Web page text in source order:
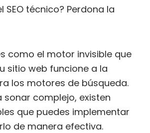
SEO técnico? Perdona la
como el motor invisible que
sitio web funcione a la
los motores de búsqueda.
sonar complejo, existen
que puedes implementar
de manera efectiva.